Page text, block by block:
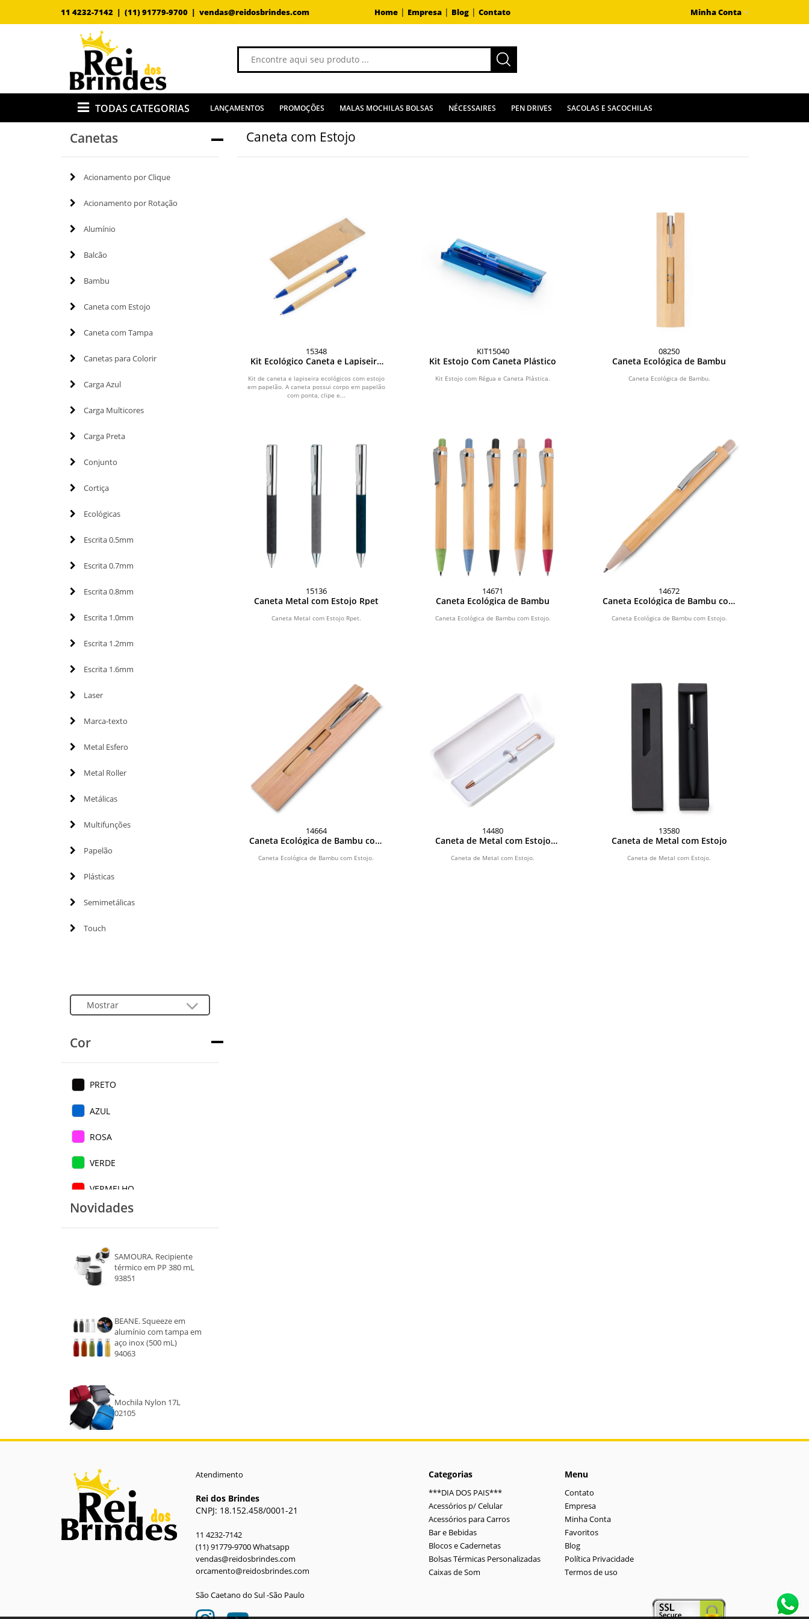
11 4232-7142 | (11) 91779-9700 | vendas@reidosbrindes.com Home| Empresa| Blog| Contato Minha Conta
TODAS CATEGORIAS LANÇAMENTOS PROMOÇÕES MALAS MOCHILAS BOLSAS NÉCESSAIRES PEN DRIVES SACOLAS E SACOCHILAS
Canetas
Acionamento por Clique
Acionamento por Rotação
Alumínio
Balcão
Bambu
Caneta com Estojo
Caneta com Tampa
Canetas para Colorir
Carga Azul
Carga Multicores
Carga Preta
Conjunto
Cortiça
Ecológicas
Escrita 0.5mm
Escrita 0.7mm
Escrita 0.8mm
Escrita 1.0mm
Escrita 1.2mm
Escrita 1.6mm
Laser
Marca-texto
Metal Esfero
Metal Roller
Metálicas
Multifunções
Papelão
Plásticas
Semimetálicas
Touch
Cor
PRETO
AZUL
ROSA
VERDE
VERMELHO
LILÁS
BAMBU
CINZA
AZUL CLARO
ROXO
LARANJA
Novidades
SAMOURA. Recipiente
térmico em PP 380 mL
93851
BEANE. Squeeze em
alumínio com tampa em
aço inox (500 mL)
94063
Mochila Nylon 17L
02105
Caneta com Estojo
15348
Kit Ecológico Caneta e Lapiseira
Kit de caneta e lapiseira ecológicos com estojo
em papelão. A caneta possui corpo em papelão
com ponta, clipe e...
KIT15040
Kit Estojo Com Caneta Plástico
Kit Estojo com Régua e Caneta Plástica.
08250
Caneta Ecológica de Bambu
Caneta Ecológica de Bambu.
15136
Caneta Metal com Estojo Rpet
Caneta Metal com Estojo Rpet.
14671
Caneta Ecológica de Bambu
Caneta Ecológica de Bambu com Estojo.
14672
Caneta Ecológica de Bambu com
Caneta Ecológica de Bambu com Estojo.
14664
Caneta Ecológica de Bambu com
Caneta Ecológica de Bambu com Estojo.
14480
Caneta de Metal com Estojo
Caneta de Metal com Estojo.
13580
Caneta de Metal com Estojo
Caneta de Metal com Estojo.
Atendimento
Rei dos Brindes
CNPJ: 18.152.458/0001-21
11 4232-7142
(11) 91779-9700 Whatsapp
vendas@reidosbrindes.com
orcamento@reidosbrindes.com
São Caetano do Sul -São Paulo
Categorias
***DIA DOS PAIS***
Acessórios p/ Celular
Acessórios para Carros
Bar e Bebidas
Blocos e Cadernetas
Bolsas Térmicas Personalizadas
Caixas de Som
Menu
Contato
Empresa
Minha Conta
Favoritos
Blog
Política Privacidade
Termos de uso